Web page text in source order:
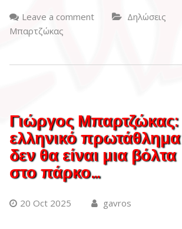
Leave a comment Δηλώσεις
Μπαρτζώκας
Γιώργος Μπαρτζώκας:
ελληνικό πρωτάθλημα
δεν θα είναι μια βόλτα
στο πάρκο…
20 Oct 2025 gavros